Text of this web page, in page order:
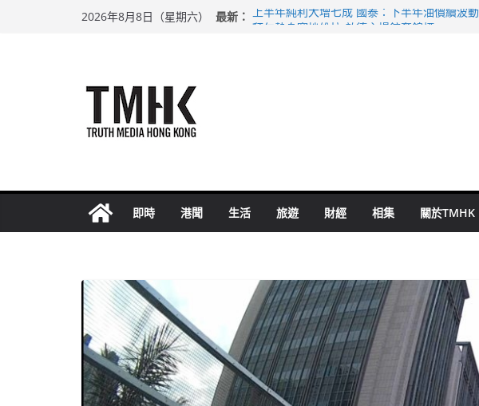
2026年8月8日（星期六） 最新： 上半年純利大增七成 國泰：下半年油價續波動
即時 港聞 生活 旅遊 財經 相集 關於TMHK